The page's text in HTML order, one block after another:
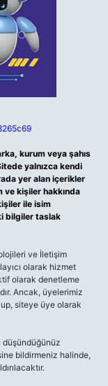
kurum veya şahıs
yalnızca kendi
yer alan içerikler
kişiler hakkında
ile isim
bilgiler taslak
ve İletişim
olarak hizmet
olarak denetleme
Ancak, üyelerimiz
siteye üye olarak
düşündüğünüz
bildirmeniz halinde,